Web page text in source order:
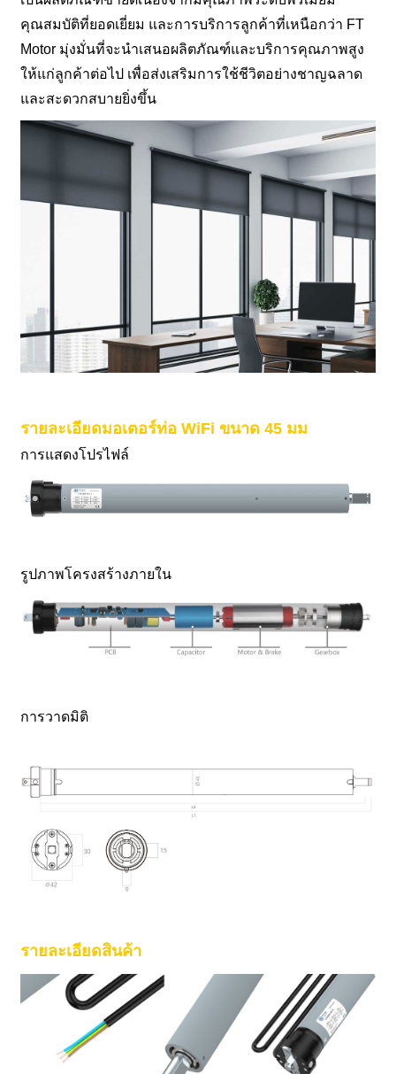
คุณสมบัติที่ยอดเยี่ยม และการบริการลูกค้าที่เหนือกว่า FT
Motor มุ่งมั่นที่จะนำเสนอผลิตภัณฑ์และบริการคุณภาพสูง
ให้แก่ลูกค้าต่อไป เพื่อส่งเสริมการใช้ชีวิตอย่างชาญฉลาด
และสะดวกสบายยิ่งขึ้น
รายละเอียดมอเตอร์ท่อ WiFi ขนาด 45 มม
การแสดงโปรไฟล์
รูปภาพโครงสร้างภายใน
การวาดมิติ
รายละเอียดสินค้า